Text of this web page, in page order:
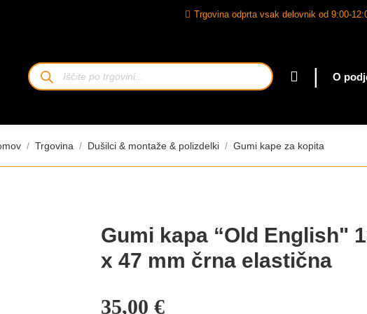
Trgovina odprta vsak delovnik od 9:00-
Iskanje
izdelkov
| O
ste: Trgovina Dušilci & montaže & polizdelki Gumi kape za kopita
Gumi kapa “Old English"
x 47 mm črna elastična
35,00 €